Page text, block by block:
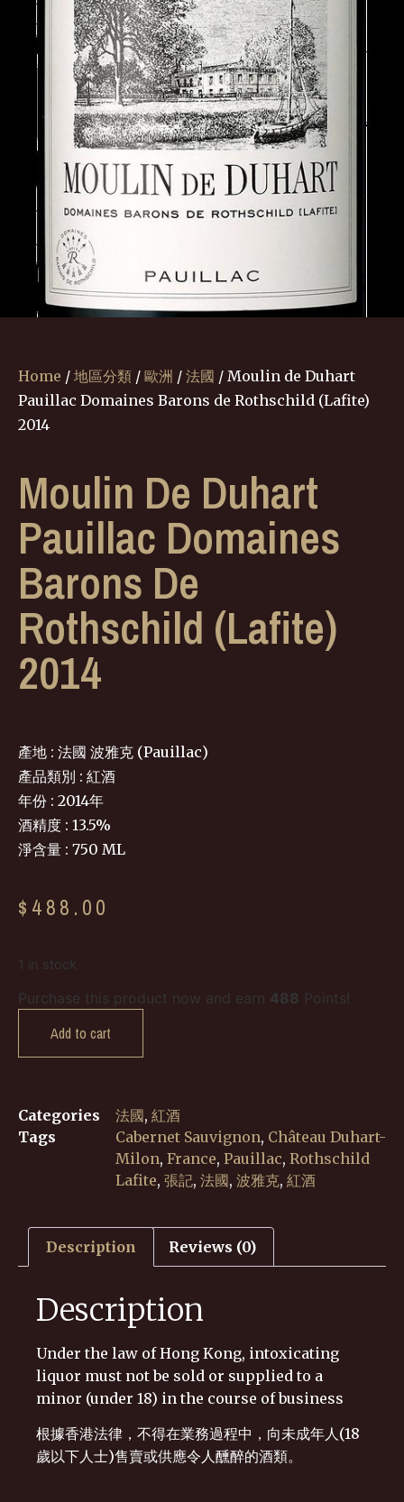
Home / 地區分類 / 歐洲 / 法國 / Moulin de Duhart
Pauillac Domaines Barons de Rothschild (Lafite)
2014
Moulin De Duhart
Pauillac Domaines
Barons De
Rothschild (Lafite)
2014
產地 : 法國 波雅克 (Pauillac)
產品類別 : 紅酒
年份 : 2014年
酒精度 : 13.5%
淨含量 : 750 ML
$ 488.00
1 in stock
Purchase this product now and earn 488 Points!
Add to cart
Categories 法國, 紅酒
Tags
Cabernet Sauvignon, Château Duhart-
Milon, France, Pauillac, Rothschild
Lafite, 張記, 法國, 波雅克, 紅酒
Description Reviews (0)
Description
Under the law of Hong Kong, intoxicating
liquor must not be sold or supplied to a
minor (under 18) in the course of business
根據香港法律，不得在業務過程中，向未成年人(18
歲以下人士)售賣或供應令人醺醉的酒類。